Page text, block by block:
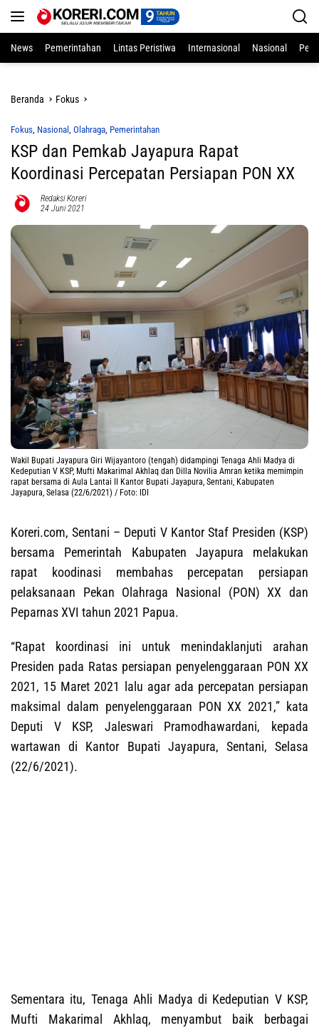
News
Pemerintahan Lintas Peristiwa Internasional Nasional
Beranda Fokus
Fokus, Nasional , Olahraga, Pemerintahan
KSP dan Pemkab Jayapura Rapat
Koordinasi Percepatan Persiapan PON XX
Redaksi Koreri
24 Juni 2021
Wakil Bupati Jayapura Giri Wijayantoro (tengah) didampingi Tenaga Ahli Madya di
Kedeputian V KSP, Mufti Makarimal Akhlaq dan Dilla Novilia Amran ketika memimpin
rapat bersama di Aula Lantai II Kantor Bupati Jayapura, Sentani, Kabupaten
Jayapura, Selasa (22/6/2021) / Foto: IDI
Koreri.com, Sentani – Deputi V Kantor Staf Presiden (KSP)
bersama Pemerintah Kabupaten Jayapura melakukan
rapat koodinasi membahas percepatan persiapan
pelaksanaan Pekan Olahraga Nasional (PON) XX dan
Peparnas XVI tahun 2021 Papua.
“Rapat koordinasi ini untuk menindaklanjuti arahan
Presiden pada Ratas persiapan penyelenggaraan PON XX
2021, 15 Maret 2021 lalu agar ada percepatan persiapan
maksimal dalam penyelenggaraan PON XX 2021,” kata
Deputi V KSP, Jaleswari Pramodhawardani, kepada
wartawan di Kantor Bupati Jayapura, Sentani, Selasa
(22/6/2021).
Sementara itu, Tenaga Ahli Madya di Kedeputian V KSP,
Mufti Makarimal Akhlaq, menyambut baik berbagai